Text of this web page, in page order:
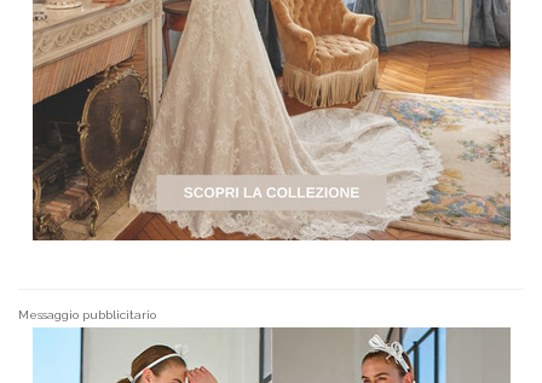
Messaggio pubblicitario